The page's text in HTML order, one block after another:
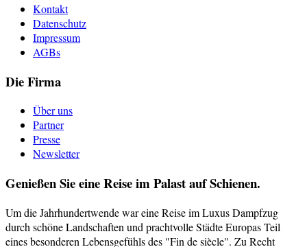
Kontakt
Datenschutz
Impressum
AGBs
Die Firma
Über uns
Partner
Presse
Newsletter
Genießen Sie eine Reise im Palast auf Schienen.
Um die Jahrhundertwende war eine Reise im Luxus Dampfzug
durch schöne Landschaften und prachtvolle Städte Europas Teil
eines besonderen Lebensgefühls des "Fin de siècle". Zu Recht